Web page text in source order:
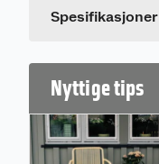
Spesifikasjoner
Nyttige tips